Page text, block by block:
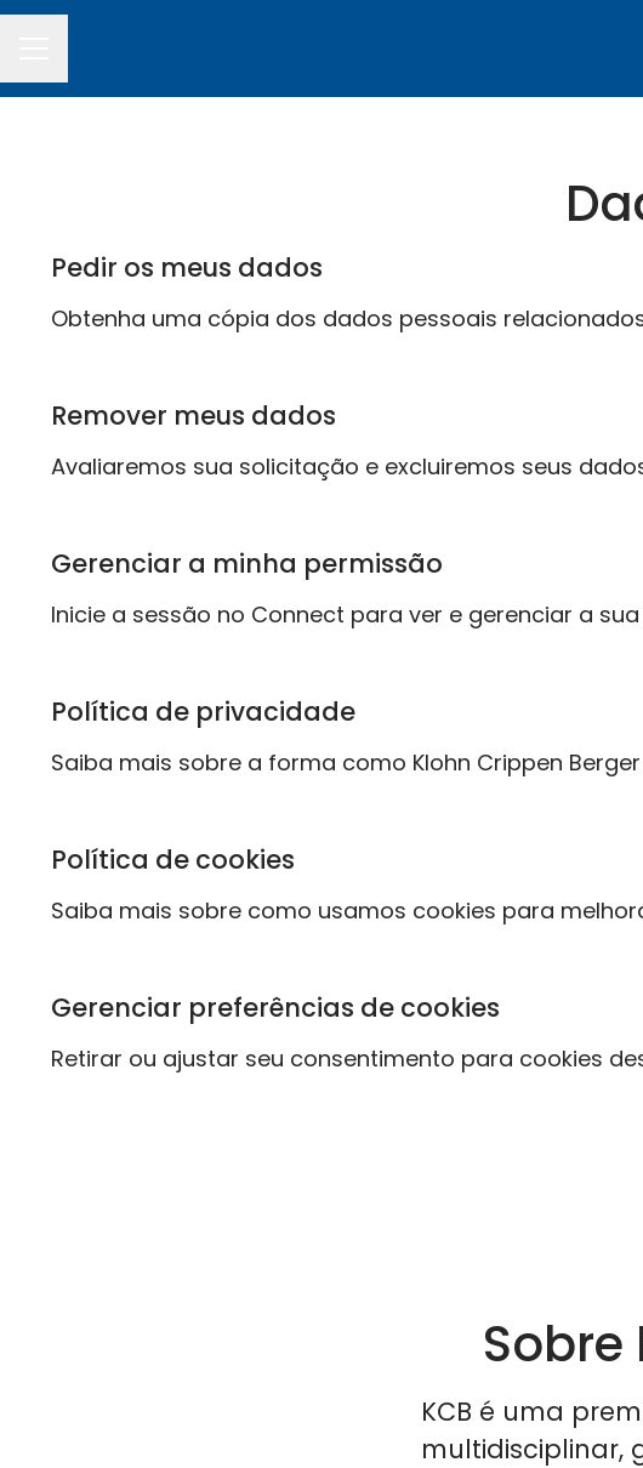
Pedir os meus dados
Obtenha uma cópia dos dados pessoais
Remover meus dados
Avaliaremos sua solicitação e excluiremos seus
Gerenciar a minha permissão
Inicie a sessão no Connect para ver e gerenciar a
Política de privacidade
Saiba mais sobre a forma como Klohn Crippen
Política de cookies
Saiba mais sobre como usamos cookies para
Gerenciar preferências de cookies
Retirar ou ajustar seu consentimento para cookies
Sobre
KCB é uma
multidisciplinar,